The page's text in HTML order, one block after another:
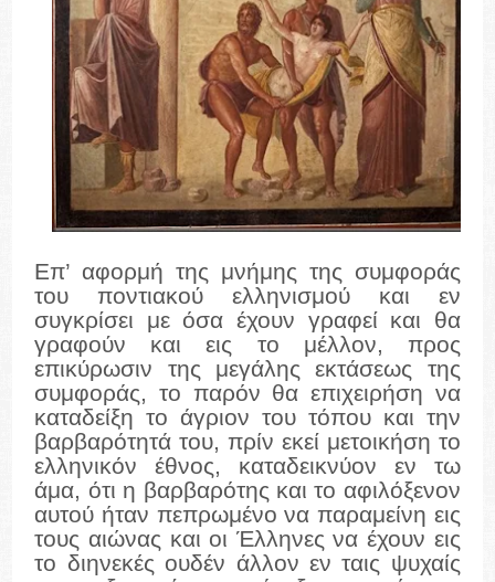
Επ’ αφορμή της μνήμης της συμφοράς
του ποντιακού ελληνισμού και εν
συγκρίσει με όσα έχουν γραφεί και θα
γραφούν και εις το μέλλον, προς
επικύρωσιν της μεγάλης εκτάσεως της
συμφοράς, το παρόν θα επιχειρήση να
καταδείξη το άγριον του τόπου και την
βαρβαρότητά του, πρίν εκεί μετοικήση το
ελληνικόν έθνος, καταδεικνύον εν τω
άμα, ότι η βαρβαρότης και το αφιλόξενον
αυτού ήταν πεπρωμένο να παραμείνη εις
τους αιώνας και οι Έλληνες να έχουν εις
το διηνεκές ουδέν άλλον εν ταις ψυχαίς